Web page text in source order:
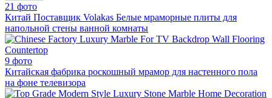
21 фото
Китай Поставщик Volakas Белые мраморные плиты для
напольной стены ванной комнаты
9 фото
Китайская фабрика роскошный мрамор для настенного пола
на фоне телевизора